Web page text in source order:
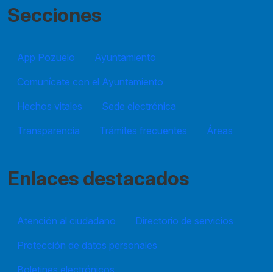
Secciones
App Pozuelo
Ayuntamiento
Comunícate con el Ayuntamiento
Hechos vitales
Sede electrónica
Transparencia
Trámites frecuentes Áreas
Enlaces destacados
Atención al ciudadano
Directorio de servicios
Protección de datos personales
Boletines electrónicos